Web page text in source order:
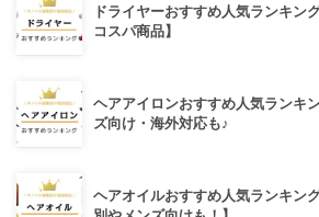
ドライヤーおすすめ人気ランキン
コスパ商品】
ヘアアイロンおすすめ人気ランキ
ズ向け・海外対応も♪
ヘアオイルおすすめ人気ランキン